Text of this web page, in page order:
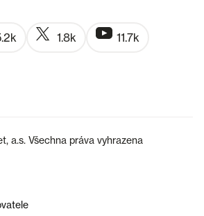
1.8k 11.7k
a.s. Všechna práva vyhrazena